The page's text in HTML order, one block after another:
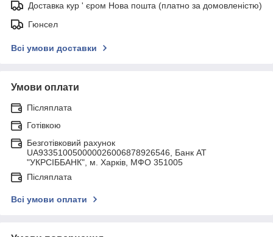
Доставка кур ' єром Нова пошта (платно за домовленістю)
Гюнсел
Всі умови доставки
Умови оплати
Післяплата
Готівкою
Безготівковий рахунок
UA933510050000026006878926546, Банк АТ
"УКРСIББАНК", м. Харків, МФО 351005
Післяплата
Всі умови оплати